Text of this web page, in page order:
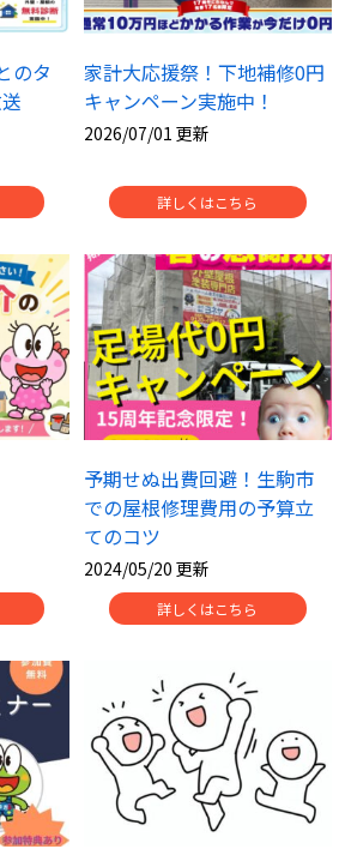
アパート・マンション修繕
のタ
家計大応援祭！下地補修0円
キャンペーン実施中！
2026/07/01 更新
詳しくはこちら
予期せぬ出費回避！生駒市
での屋根修理費用の予算立
てのコツ
2024/05/20 更新
詳しくはこちら